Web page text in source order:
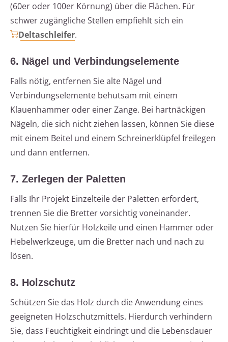
(60er oder 100er Körnung) über die Flächen. Für
schwer zugängliche Stellen empfiehlt sich ein
Deltaschleifer.
6. Nägel und Verbindungselemente
Falls nötig, entfernen Sie alte Nägel und
Verbindungselemente behutsam mit einem
Klauenhammer oder einer Zange. Bei hartnäckigen
Nägeln, die sich nicht ziehen lassen, können Sie diese
mit einem Beitel und einem Schreinerklüpfel freilegen
und dann entfernen.
7. Zerlegen der Paletten
Falls Ihr Projekt Einzelteile der Paletten erfordert,
trennen Sie die Bretter vorsichtig voneinander.
Nutzen Sie hierfür Holzkeile und einen Hammer oder
Hebelwerkzeuge, um die Bretter nach und nach zu
lösen.
8. Holzschutz
Schützen Sie das Holz durch die Anwendung eines
geeigneten Holzschutzmittels. Hierdurch verhindern
Sie, dass Feuchtigkeit eindringt und die Lebensdauer